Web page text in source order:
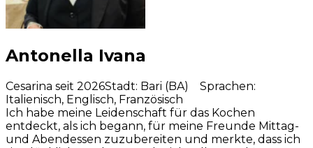
Antonella Ivana
Cesarina seit 2026Stadt: Bari (BA) Sprachen:
Italienisch, Englisch, Französisch
Ich habe meine Leidenschaft für das Kochen
entdeckt, als ich begann, für meine Freunde Mittag-
und Abendessen zuzubereiten und merkte, dass ich